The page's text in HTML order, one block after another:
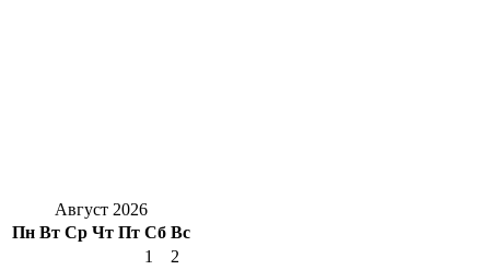
Август 2026
Пн Вт Ср Чт Пт Сб Вс
1
2